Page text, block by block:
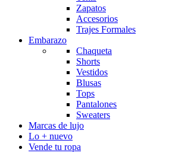
Zapatos
Accesorios
Trajes Formales
Embarazo
Chaqueta
Shorts
Vestidos
Blusas
Tops
Pantalones
Sweaters
Marcas de lujo
Lo + nuevo
Vende tu ropa